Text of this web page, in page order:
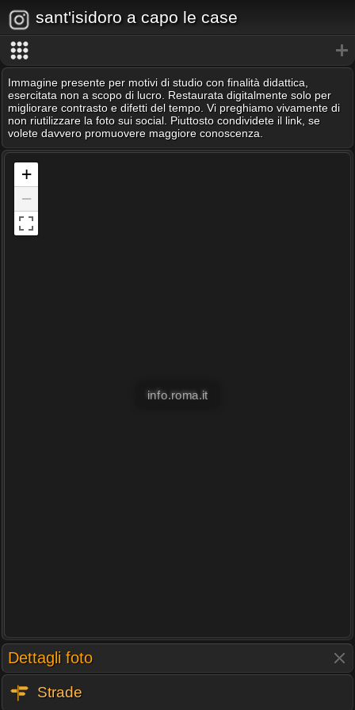
sant'isidoro a capo le case
Immagine presente per motivi di studio con finalità didattica,
esercitata non a scopo di lucro. Restaurata digitalmente solo per
migliorare contrasto e difetti del tempo. Vi preghiamo vivamente di
non riutilizzare la foto sui social. Piuttosto condividete il link, se
volete davvero promuovere maggiore conoscenza.
+
−
info.roma.it
Dettagli foto
Strade